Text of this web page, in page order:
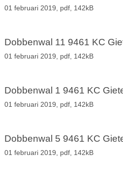
01 februari 2019, pdf, 142kB
Dobbenwal 11 9461 KC
01 februari 2019, pdf, 142kB
Dobbenwal 1 9461 KC
01 februari 2019, pdf, 142kB
Dobbenwal 5 9461 KC
01 februari 2019, pdf, 142kB